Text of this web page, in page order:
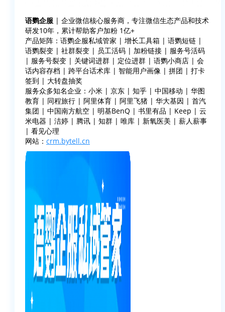
语鹦企服 | 企业微信核心服务商，专注微信生态产品和技术
研发10年，累计帮助客户加粉 1亿+
产品矩阵：语鹦企服私域管家 | 增长工具箱 | 语鹦短链 |
语鹦裂变 | 社群裂变 | 员工活码 | 加粉链接 | 服务号活码
| 服务号裂变 | 关键词进群 | 定位进群 | 语鹦小商店 | 会
话内容存档 | 跨平台话术库 | 智能用户画像 | 拼团 | 打卡
签到 | 大转盘抽奖
服务众多知名企业：小米 | 京东 | 知乎 | 中国移动 | 华图
教育 | 同程旅行 | 阿里体育 | 阿里飞猪 | 华大基因 | 首汽
集团 | 中国南方航空 | 明基BenQ | 书里有品 | Keep | 云
米电器 | 洁婷 | 腾讯 | 知群 | 唯库 | 新氧医美 | 薪人薪事
| 看见心理
网站： crm.bytell.cn